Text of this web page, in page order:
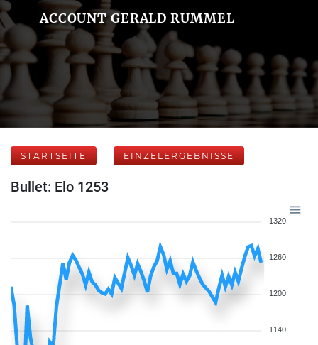
ACCOUNT GERALD RUMMEL
STARTSEITE EINZELERGEBNISSE
Bullet: Elo 1253
1320
1260
1200
1140